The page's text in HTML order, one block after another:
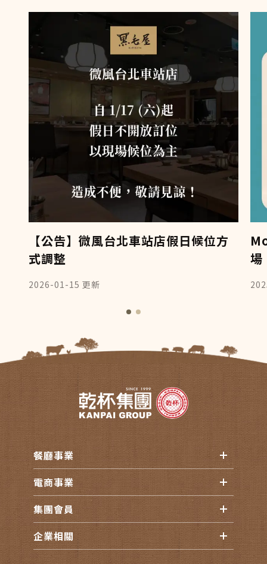
【公告】微風台北車站店假日候位方
式調整
2026-01-15 更新
場
餐廳事業
電商事業
集團會員
企業相關